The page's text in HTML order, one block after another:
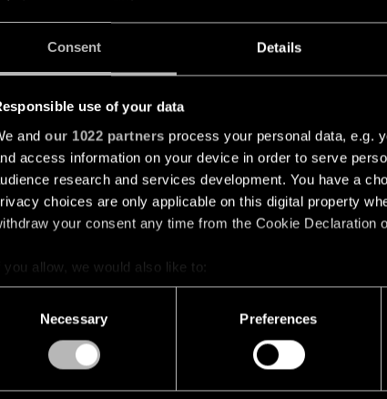
Consent Details
use of your data
and our 1022 partners process your personal data, e.g.
access information on your device in order to serve
research and services development. You have a
choices are only applicable on this digital property
your consent any time from the Cookie Declaration
you allow, we would also like to:
Collect information about your geographical location
Identify your device by actively scanning it for specific
Find out more about how your personal data is processed
Necessary Preferences